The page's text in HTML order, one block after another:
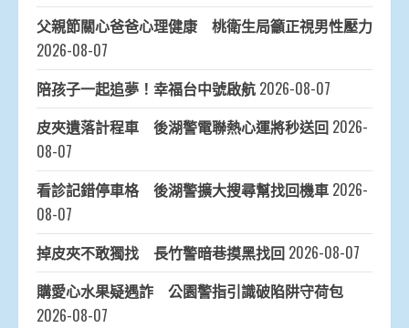
父親節關心爸爸心理健康 桃衛生局籲正視男性壓力
2026-08-07
陪孩子一起追夢！幸福台中號啟航 2026-08-07
皮夾遺落計程車 後湖警電聯熱心運將秒送回 2026-
08-07
看診記錯停車格 後湖警擴大搜尋幫找回機車 2026-
08-07
掉皮夾不敢獨找 長竹警暗巷摸黑找回 2026-08-07
購愛心水果疑遇詐 公園警指引識破陷阱守荷包
2026-08-07